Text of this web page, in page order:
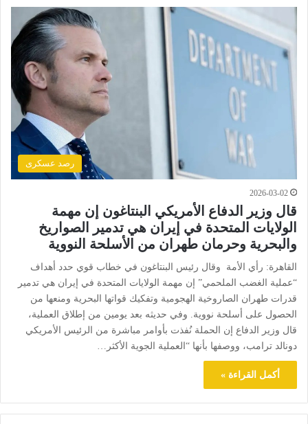
رصد عسكرى
2026-03-02
قال وزير الدفاع الأمريكي البنتاغون إن مهمة
الولايات المتحدة في إيران هي تدمير الصواريخ
والبحرية وحرمان طهران من الأسلحة النووية
القاهرة: رأي الأمة وقال رئيس البنتاغون في خطاب قوي حدد أهداف
“عملية الغضب الملحمي” إن مهمة الولايات المتحدة في إيران هي تدمير
قدرات طهران الصاروخية الهجومية وتفكيك قواتها البحرية ومنعها من
الحصول على أسلحة نووية. وفي حديثه بعد يومين من إطلاق العملية،
قال وزير الدفاع إن الحملة نُفذت بأوامر مباشرة من الرئيس الأمريكي
دونالد ترامب، ووصفها بأنها “العملية الجوية الأكثر…
أكمل القراءة »